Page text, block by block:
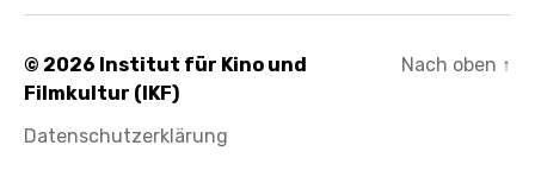
© 2026 Institut für Kino und
Filmkultur (IKF)
Datenschutzerklärung
Nach oben ↑